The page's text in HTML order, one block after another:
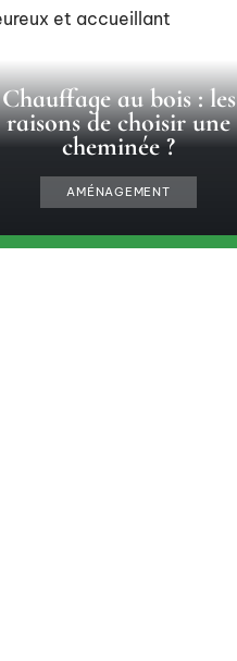
Chauffage au bois : les
raisons de choisir une
cheminée ?
AMÉNAGEMENT